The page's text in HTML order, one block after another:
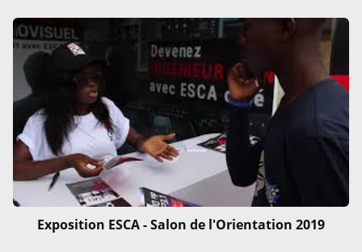
Exposition ESCA - Salon de l'Orientation 2019